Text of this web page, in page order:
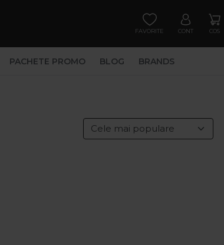
FAVORITE CONT COS
PACHETE PROMO BLOG BRANDS